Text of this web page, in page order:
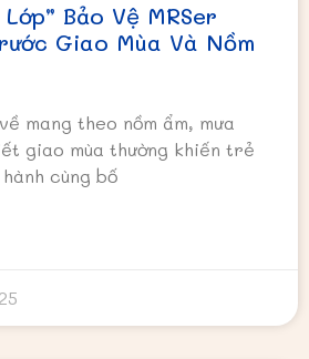
Bảo Vệ MRSer
Giao Mùa Và Nồm
mang theo nồm ẩm, mưa
giao mùa thường khiến trẻ
cùng bố